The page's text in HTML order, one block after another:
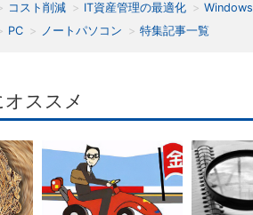
コスト削減 IT資産管理の最適化 Windows
PC ノートパソコン 特集記事一覧